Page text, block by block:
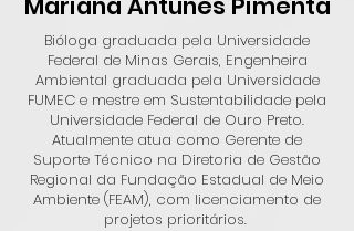
Bióloga graduada pela Universidade
Federal de Minas Gerais, Engenheira
Ambiental graduada pela Universidade
FUMEC e mestre em Sustentabilidade pela
Universidade Federal de Ouro Preto.
Atualmente atua como Gerente de
Suporte Técnico na Diretoria de Gestão
Regional da Fundação Estadual de Meio
Ambiente (FEAM), com licenciamento de
projetos prioritários.